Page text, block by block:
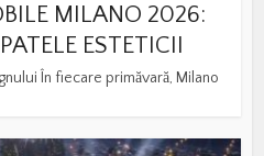
MILANO 2026:
ESTETICII
În fiecare primăvară, Milano